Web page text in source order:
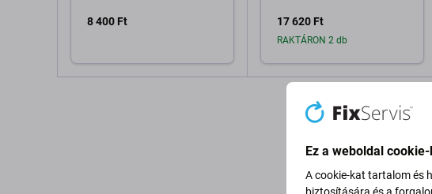
8 400 Ft 17 620 Ft
RAKTÁRON 2 db
Ez a weboldal
A cookie-kat tartalom és